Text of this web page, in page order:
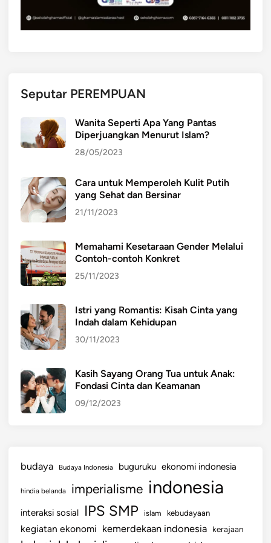
n
k
m
u
s
a
w
a
r
h
Seputar PEREMPUAN
Wanita Seperti Apa Yang Pantas
Diperjuangkan Menurut Islam?
28/05/2023
Cara untuk Memperoleh Kulit Putih
yang Sehat dan Bersinar
21/11/2023
Memahami Kesetaraan Gender Melalui
Contoh-contoh Konkret
25/11/2023
Istri yang Romantis: Kisah Cinta yang
Indah dalam Kehidupan
30/11/2023
Kasih Sayang Orang Tua untuk Anak:
Fondasi Cinta dan Keamanan
09/12/2023
budaya Budaya Indonesia buguruku ekonomi indonesia
hindia belanda imperialisme indonesia
interaksi sosial IPS SMP islam kebudayaan
kegiatan ekonomi kemerdekaan indonesia kerajaan